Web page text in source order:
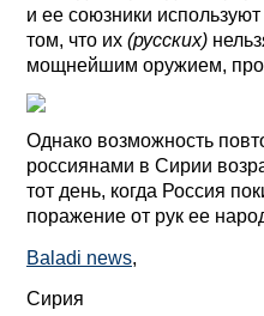
и ее союзники
том, что их (русских)
мощнейшим оружием,
Однако возможность
россиянами в Сирии
тот день, когда Россия
поражение от рук ее
Baladi news
Сирия